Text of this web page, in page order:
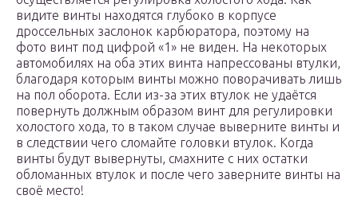
видите винты находятся глубоко в корпусе
дроссельных заслонок карбюратора, поэтому на
фото винт под цифрой «1» не виден. На некоторых
автомобилях на оба этих винта напрессованы втулки,
благодаря которым винты можно поворачивать лишь
на пол оборота. Если из-за этих втулок не удаётся
повернуть должным образом винт для регулировки
холостого хода, то в таком случае выверните винты и
в следствии чего сломайте головки втулок. Когда
винты будут вывернуты, смахните с них остатки
обломанных втулок и после чего заверните винты на
своё место!